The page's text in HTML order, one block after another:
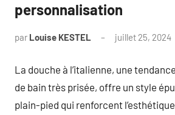
personnalisation
par Louise KESTEL juillet 25, 2024
La douche à l’italienne, une
de bain très prisée, offre un style
plain-pied qui renforcent